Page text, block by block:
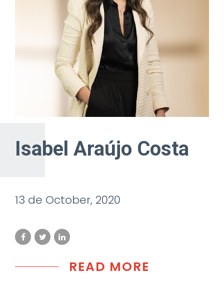
Isabel Araújo Costa
13 de October, 2020
READ MORE